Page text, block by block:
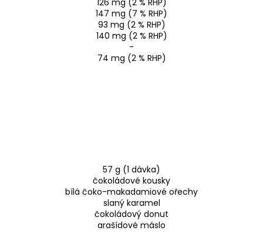
147 mg (7 % RHP)
93 mg (2 % RHP)
140 mg (2 % RHP)
-
74 mg (2 % RHP)
57 g (1 dávka)
čokoládové kousky
bílá čoko-makadamiové ořechy
slaný karamel
čokoládový donut
arašídové máslo